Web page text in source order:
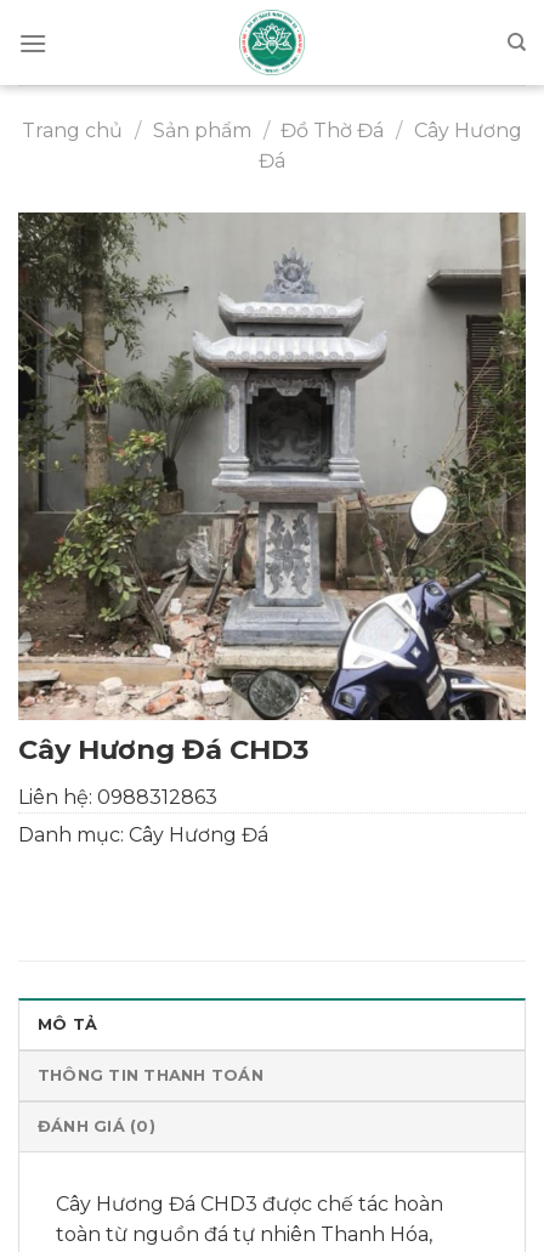
đến
Trang chủ
/ Sản phẩm / Đồ Thờ Đá / Cây Hương
Đá
Cây Hương Đá CHD3
Liên hệ: 0988312863
Danh mục: Cây Hương Đá
MÔ TẢ
THÔNG TIN THANH TOÁN
ĐÁNH GIÁ (0)
Cây Hương Đá CHD3 được chế tác hoàn
toàn từ nguồn đá tự nhiên Thanh Hóa,